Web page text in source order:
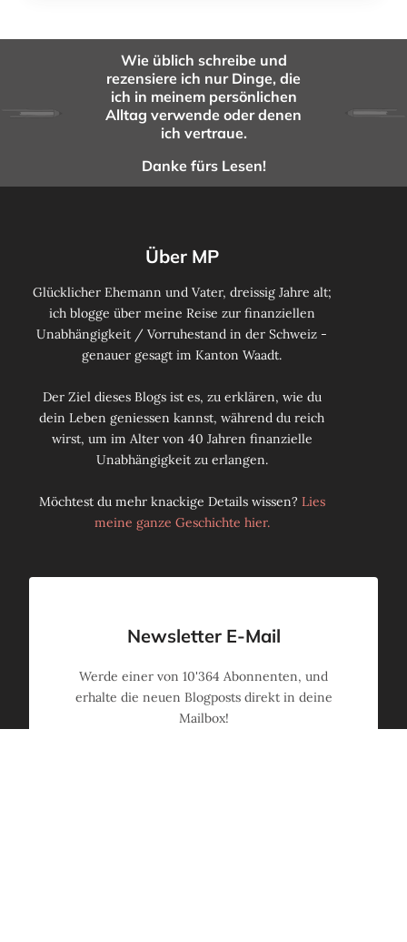
Wie üblich schreibe und
rezensiere ich nur Dinge, die
ich in meinem persönlichen
Alltag verwende oder denen
ich vertraue.
Danke fürs Lesen!
Über MP
Glücklicher Ehemann und Vater, dreissig Jahre alt;
ich blogge über meine Reise zur finanziellen
Unabhängigkeit / Vorruhestand in der Schweiz -
genauer gesagt im Kanton Waadt.
Der Ziel dieses Blogs ist es, zu erklären, wie du
dein Leben geniessen kannst, während du reich
wirst, um im Alter von 40 Jahren finanzielle
Unabhängigkeit zu erlangen.
Möchtest du mehr knackige Details wissen? Lies
meine ganze Geschichte hier.
Newsletter E-Mail
Werde einer von 10'364 Abonnenten, und
erhalte die neuen Blogposts direkt in deine
Mailbox!